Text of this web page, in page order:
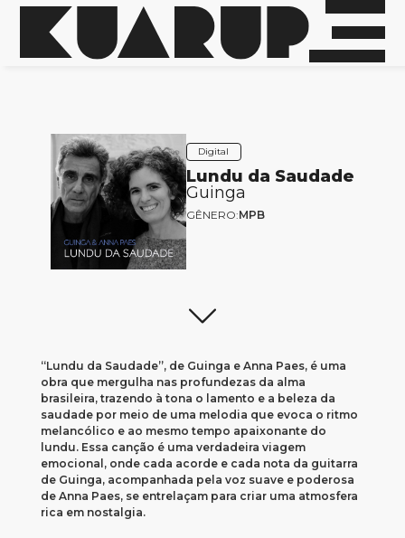
Digital
Lundu da Saudade
Guinga
GÊNERO:MPB
“Lundu da Saudade”, de Guinga e Anna Paes, é uma
obra que mergulha nas profundezas da alma
brasileira, trazendo à tona o lamento e a beleza da
saudade por meio de uma melodia que evoca o ritmo
melancólico e ao mesmo tempo apaixonante do
lundu. Essa canção é uma verdadeira viagem
emocional, onde cada acorde e cada nota da guitarra
de Guinga, acompanhada pela voz suave e poderosa
de Anna Paes, se entrelaçam para criar uma atmosfera
rica em nostalgia.